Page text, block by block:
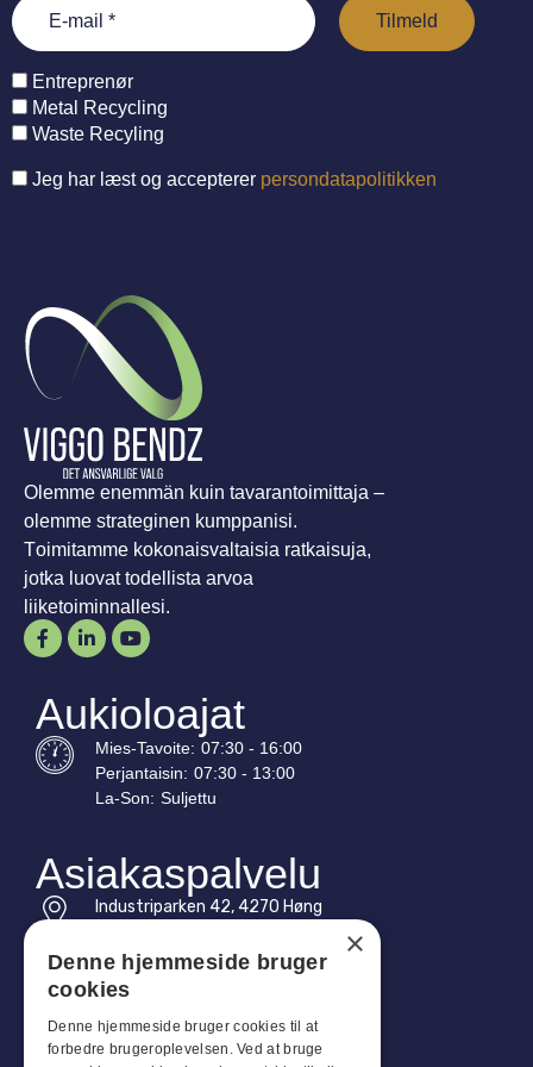
Entreprenør
Metal Recycling
Waste Recyling
Jeg har læst og accepterer persondatapolitikken
Olemme enemmän kuin tavarantoimittaja –
olemme strateginen kumppanisi.
Toimitamme kokonaisvaltaisia ratkaisuja,
jotka luovat todellista arvoa
liiketoiminnallesi.
Aukioloajat
Mies-Tavoite: 07:30 - 16:00
Perjantaisin: 07:30 - 13:00
La-Son: Suljettu
Asiakaspalvelu
Industriparken 42, 4270 Høng
Puh: +45 4396 4122
Sähköposti: vb@viggobendz.dk
×
Denne hjemmeside bruger
cookies
Denne hjemmeside bruger cookies til at
forbedre brugeroplevelsen. Ved at bruge